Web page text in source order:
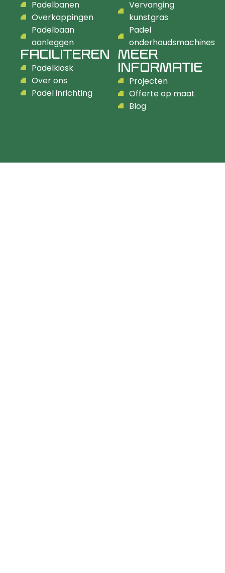
Padelbanen
Overkappingen
Padelbaan
aanleggen
FACILITEREN
Padelkiosk
Over ons
Padel inrichting
Vervanging
kunstgras
Padel
onderhoudsmachines
MEER
INFORMATIE
Projecten
Offerte op maat
Blog